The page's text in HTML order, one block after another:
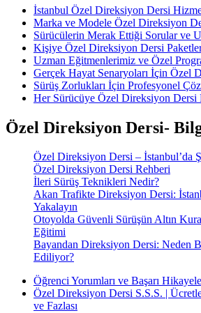
İstanbul Özel Direksiyon Dersi
Marka ve Modele Özel Direksiyon
Sürücülerin Merak Ettiği Sorular ve
Kişiye Özel Direksiyon Dersi
Uzman Eğitmenlerimiz ve Özel
Gerçek Hayat Senaryoları İçin Özel
Sürüş Zorlukları İçin Profesyonel
Her Sürücüye Özel Direksiyon Dersi
Özel Direksiyon Dersi-
Özel Direksiyon Dersi – İstanbul’da
Özel Direksiyon Dersi Rehberi
İleri Sürüş Teknikleri Nedir?
Akan Trafikte Direksiyon Dersi:
Yakalayın
Otoyolda Güvenli Sürüşün Altın
Eğitimi
Bayandan Direksiyon Dersi: Neden
Ediliyor?
Öğrenci Yorumları ve Başarı
Özel Direksiyon Dersi S.S.S. |
ve Fazlası